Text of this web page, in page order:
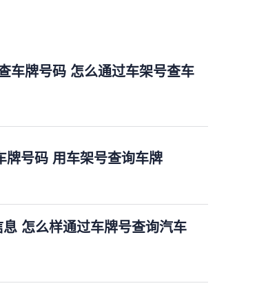
车牌号码 怎么通过车架号查车
号码 用车架号查询车牌
怎么样通过车牌号查询汽车